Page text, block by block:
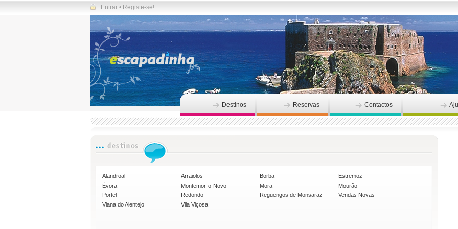
Entrar • Registe-se!
Destinos Reservas Contactos
Alandroal Arraiolos Borba
Estremoz
Évora
Montemor-o-Novo Mora
Mourão
Portel
Redondo Reguengos de Monsaraz
Vendas Novas
Viana do Alentejo
Vila Viçosa